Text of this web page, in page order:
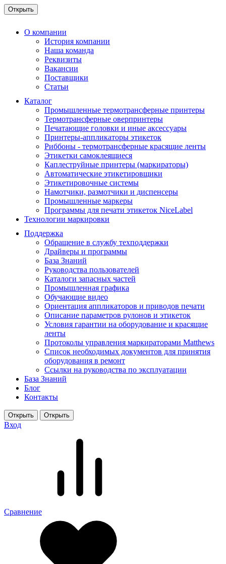
О компании
История компании
Наша команда
Реквизиты
Вакансии
Поставщики
Статьи
Каталог
Промышленные термотрансферные принтеры
Термотрансферные оверпринтеры
Печатающие головки и иные аксессуары
Принтеры-аппликаторы этикеток
Риббоны - термотрансферные красящие ленты
Этикетки самоклеящиеся
Каплеструйные принтеры (маркираторы)
Автоматические этикетировщики
Этикетировочные системы
Намотчики, размотчики и диспенсеры
Промышленные маркеры
Программы для печати этикеток NiceLabel
Технологии маркировки
Поддержка
Обращение в службу техподдержки
Драйверы и программы
База Знаний
Руководства пользователей
Каталоги запасных частей
Промышленная графика
Обучающие видео
Ориентация аппликаторов и приводов печати
Описание параметров рулонов и этикеток
Условия гарантии на оборудование и красящие
ленты
Протоколы управления маркираторами Matthews
Список необходимых документов для принятия
оборудования в ремонт
Ссылки на руководства по эксплуатации
База Знаний
Блог
Контакты
Вход
Сравнение